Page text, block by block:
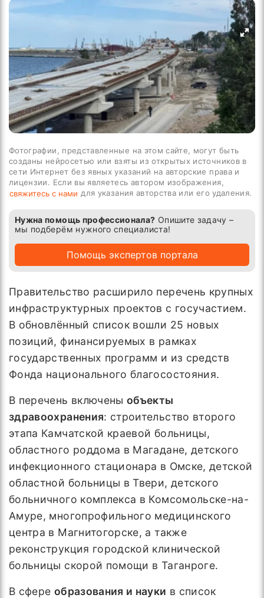
Фотографии, представленные на этом сайте, могут быть
созданы нейросетью или взяты из открытых источников в
сети Интернет без явных указаний на авторские права и
лицензии. Если вы являетесь автором изображения,
свяжитесь с нами для указания авторства или его удаления.
Нужна помощь профессионала? Опишите задачу –
мы подберём нужного специалиста!
Помощь экспертов портала
Правительство расширило перечень крупных
инфраструктурных проектов с госучастием.
В обновлённый список вошли 25 новых
позиций, финансируемых в рамках
государственных программ и из средств
Фонда национального благосостояния.
В перечень включеныобъекты
здравоохранения: строительство второго
этапа Камчатской краевой больницы,
областного роддома в Магадане, детского
инфекционного стационара в Омске, детской
областной больницы в Твери, детского
больничного комплекса в Комсомольске-на-
Амуре, многопрофильного медицинского
центра в Магнитогорске, а также
реконструкция городской клинической
больницы скорой помощи в Таганроге.
В сфере образования и науки в список